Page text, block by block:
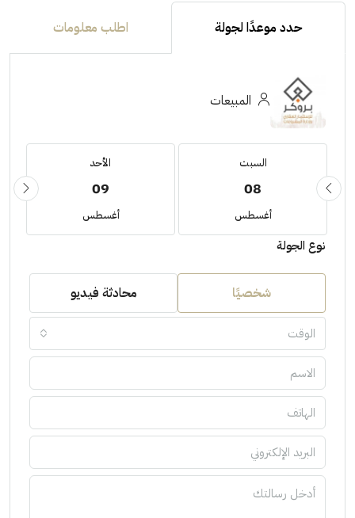
حدد موعدًا لجولة اطلب معلومات
المبيعات
السبت
08
أغسطس
الأحد
09
أغسطس
نوع الجولة
شخصيًا محادثة فيديو
الوقت